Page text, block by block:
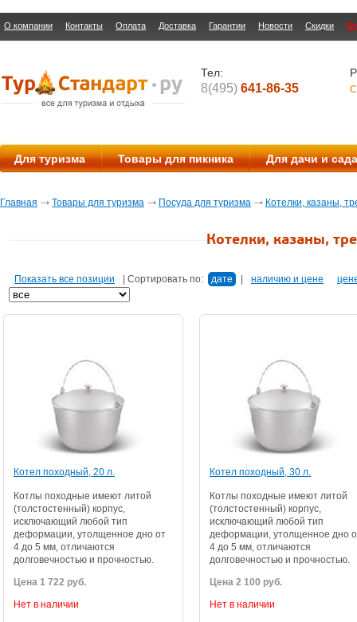
О компании Контакты Оплата Доставка Гарантии Новости Скидки
Тел:
8(495) 641-86-35
Для туризма Товары для пикника Для дачи и сада
Главная Товары для туризма Посуда для туризма Котелки, казаны,
Котелки, казаны,
Показать все позиции Сортировать по: дате наличию и цене
Котел походный, 20 л.
Котлы походные имеют литой
(толстостенный) корпус,
исключающий любой тип
деформации, утолщенное дно от
4 до 5 мм, отличаются
долговечностью и прочностью.
Цена 1 722 руб.
Нет в наличии
Котел походный, 30 л.
Котлы походные имеют литой
(толстостенный) корпус,
исключающий любой тип
деформации, утолщенное дно
4 до 5 мм, отличаются
долговечностью и прочностью.
Цена 2 100 руб.
Нет в наличии